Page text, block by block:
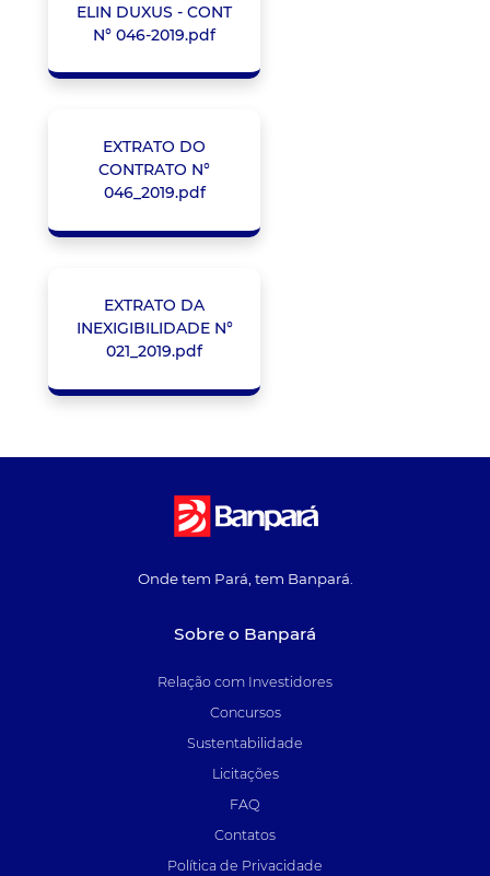
ELIN DUXUS - CONT
N° 046-2019.pdf
EXTRATO DO
CONTRATO N°
046_2019.pdf
EXTRATO DA
INEXIGIBILIDADE N°
021_2019.pdf
Onde tem Pará, tem Banpará.
Sobre o Banpará
Relação com Investidores
Concursos
Sustentabilidade
Licitações
FAQ
Contatos
Política de Privacidade